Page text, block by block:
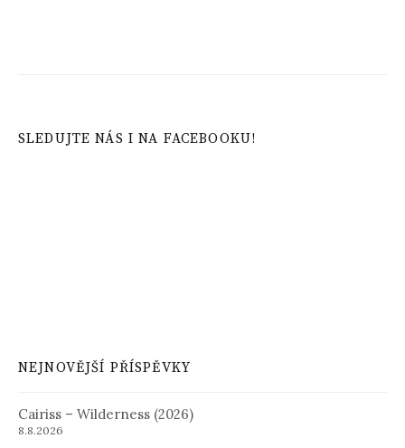
SLEDUJTE NÁS I NA FACEBOOKU!
NEJNOVĚJŠÍ PŘÍSPĚVKY
Cairiss – Wilderness (2026)
8.8.2026